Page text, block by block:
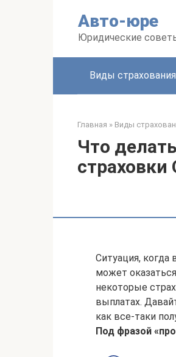
Авто-юре
Юридические
Виды страхования
Главная » Виды
Что
Ситуация, когда
может
некоторые
выплатах.
как все-таки
Под фразой